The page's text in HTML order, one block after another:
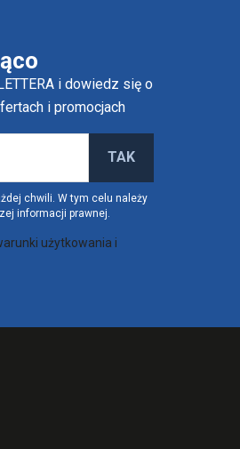
i dowiedz się o
i promocjach
chwili. W tym celu należy
informacji prawnej.
użytkowania i